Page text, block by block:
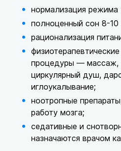
нормализация режима
полноценный сон 8-10
рационализация
процедуры — массаж,
циркулярный душ,
иглоукалывание;
ноотропные
работу мозга;
седативные и
назначаются врачом